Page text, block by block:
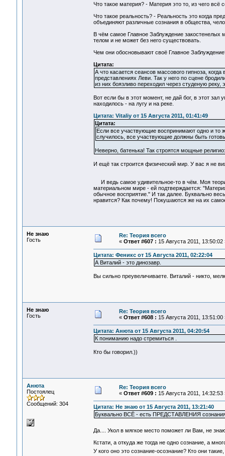
Что такое материя? - Материя это то, из чего
Что такое реальность? - Реальность это когда
объединяют различные сознания в общества,
В чём самое Главное Заблуждение закостенелых
телом и не может без него существовать.
Чем они обосновывают своё Главное
Цитата:
А что касается сеансов массового гипноза,
представлениях Леви. Так у него по сцене
из них боязливо переходил через студеную реку,
Вот если бы в этот момент, не дай бог, в этот
находилось - на лугу и на реке.
Цитата: Vitaliy от 15 Августа 2011, 01:41:49
Цитата:
Если все участвующие воспринимают одно и то
случилось, все участвующие должны быть
Неверно, батенька! Так строятся мощные
И ещё так строится физический мир. У вас я не
И ведь самое удивительное-то в чём. Моя
материальном мире - ей подтверждается:
обычное восприятие." И так далее. Буквально
нравится? Как почему! Покушаются же на их
Не знаю
Гость
Re: Теория всего
« Ответ #607 : 15 Августа 2011, 13:50:02
Цитата: Феникс от 15 Августа 2011, 02:22:04
А Виталий - это динозавр.
Вы сильно преувеличиваете. Виталий - никто,
Не знаю
Гость
Re: Теория всего
« Ответ #608 : 15 Августа 2011, 13:51:00
Цитата: Анюта от 15 Августа 2011, 04:20:54
К пониманию надо стремиться .
Кто бы говорил.))
Анюта
Постоялец
Сообщений: 304
Re: Теория всего
« Ответ #609 : 15 Августа 2011, 14:32:53
Цитата: Не знаю от 15 Августа 2011, 13:21:40
Буквально ВСЁ - есть ПРЕДСТАВЛЕНИЯ
Да.... Укол в мягкое место поможет ли Вам, не
Кстати, а откуда же тогда не одно сознание, а
У кого оно это сознание-осознание? Кто они